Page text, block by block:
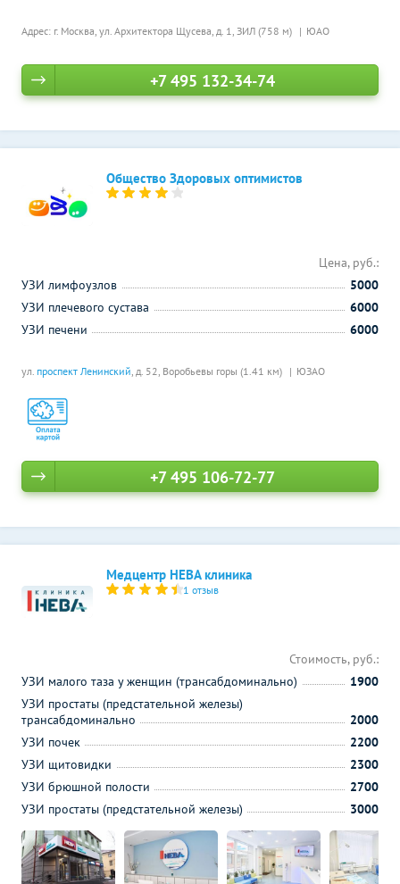
Адрес: г. Москва, ул. Архитектора Щусева, д. 1, ЗИЛ (758 м) ЮАО
+7 495 132-34-74
Общество Здоровых оптимистов
ул. проспект Ленинский, д. 52, Воробьевы горы (1.41 км) ЮЗАО
Цена, руб.:
УЗИ лимфоузлов
5000
УЗИ плечевого сустава
6000
УЗИ печени
6000
+7 495 106-72-77
Медцентр НЕВА клиника
1 отзыв
Стоимость, руб.:
УЗИ малого таза у женщин (трансабдоминально)
1900
УЗИ простаты (предстательной железы)
трансабдоминально
2000
УЗИ почек
2200
УЗИ щитовидки
2300
УЗИ брюшной полости
2700
УЗИ простаты (предстательной железы)
3000